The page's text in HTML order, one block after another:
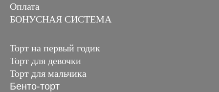
Оплата
БОНУСНАЯ СИСТЕМА
Торт на первый годик
Торт для девочки
Торт для мальчика
Бенто-торт